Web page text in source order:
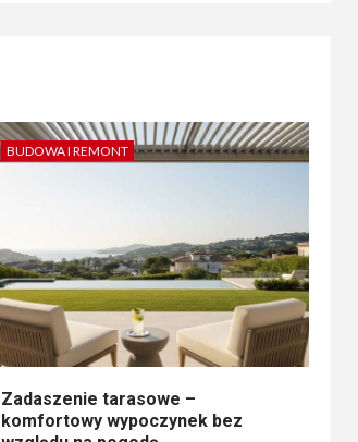
BUDOWA I REMONT
Zadaszenie tarasowe –
komfortowy wypoczynek bez